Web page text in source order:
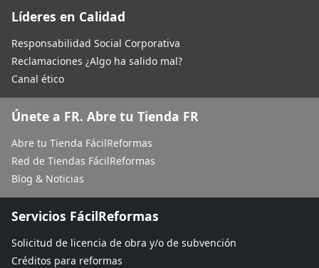
Líderes en Calidad
Responsabilidad Social Corporativa
Reclamaciones ¿Algo ha salido mal?
Canal ético
Únete a FR. Abre tu Tienda FR
Abre tu Tienda FácilReformas
Red de Tiendas FácilReformas
Blog & Noticias
Servicios FácilReformas
Solicitud de licencia de obra y/o de subvención
Créditos para reformas